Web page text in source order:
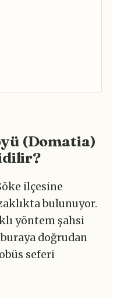
(Domatia)
ilçesine
bulunuyor.
yöntem şahsi
doğrudan
seferi